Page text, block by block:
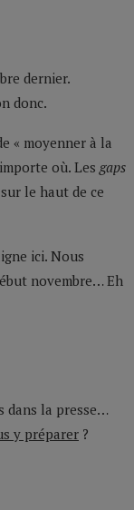
dernier.
donc.
« moyenner à la
où. Les gaps
le haut de ce
ici. Nous
novembre… Eh
dans la presse…
y préparer ?